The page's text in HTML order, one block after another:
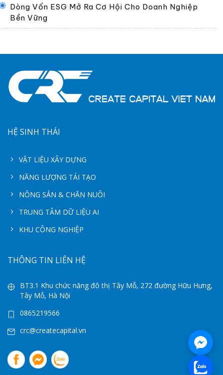
Dòng Vốn ESG Mở Ra Cơ Hội Cho Doanh Nghiệp
Bền Vững
HỆ SINH THÁI
VẬT LIỆU XÂY DỰNG
NĂNG LƯỢNG TÁI TẠO
NÔNG SẢN & CHĂN NUÔI
TRUNG TÂM DỮ LIỆU AI
KHU CÔNG NGHIỆP
THÔNG TIN LIÊN HỆ
BT3.1 Khu chức năng đô thị Tây Mỗ, 272 đường Hữu Hưng,
Tây Mỗ, Hà Nội
0865219566
crc@createcapital.vn